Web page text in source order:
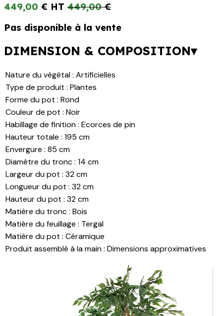
449,00 € 449,00€
Pas disponible à la vente
DIMENSION & COMPOSITION▾
Nature du végétal: Artificielles
Type de produit : Plantes
Forme du pot : Rond
Couleur de pot : Noir
Habillage de finition: Ecorces de pin
Hauteur totale : 195 cm
Envergure : 85 cm
Diamètre du tronc: 14 cm
Largeur du pot : 32 cm
Longueur du pot : 32 cm
Hauteur du pot : 32 cm
Matière du tronc: Bois
Matière du feuillage : Tergal
Matière du pot : Céramique
Produit assemblé à la main: Dimensions approximatives